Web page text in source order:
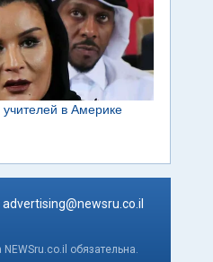
advertising@newsru.co.il
обязательна.